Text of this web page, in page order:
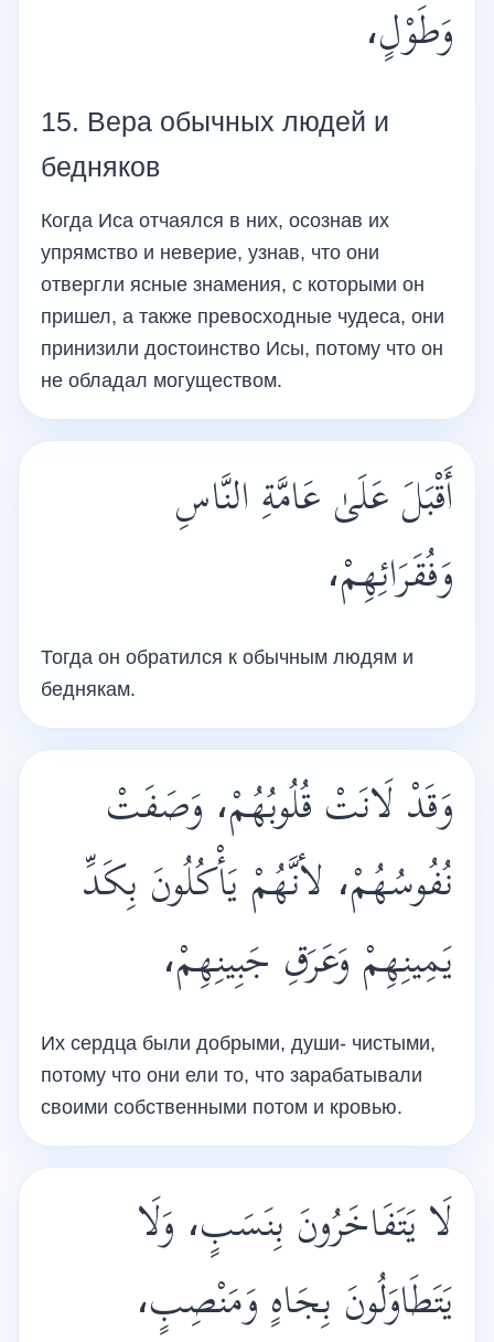
وَطَوْلٍ،
15. Вера обычных людей и
бедняков
Когда Иса отчаялся в них, осознав их
упрямство и неверие, узнав, что они
отвергли ясные знамения, с которыми он
пришел, а также превосходные чудеса, они
принизили достоинство Исы, потому что он
не обладал могуществом.
أَقْبَلَ عَلَىٰ عَامَّةِ النَّاسِ
وَفُقَرَائِهِمْ،
Тогда он обратился к обычным людям и
беднякам.
وَقَدْ لَانَتْ قُلُوبُهُمْ، وَصَفَتْ
نُفُوسُهُمْ، لأنَّهُمْ يَأْكُلُونَ بِكَدِّ
يَمِينِهِمْ وَعَرَقِ جَبِينِهِمْ،
Их сердца были добрыми, души- чистыми,
потому что они ели то, что зарабатывали
своими собственными потом и кровью.
لَا يَتَفَاخَرُونَ بِنَسَبٍ، وَلَا
يَتَطَاوَلُونَ بِجَاهٍ وَمَنْصِبٍ،